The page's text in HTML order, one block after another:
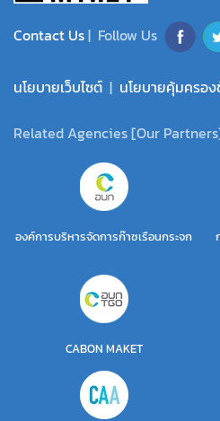
Contact Us| Follow Us
นโยบายเว็บไซต์ | นโยบายคุ้มครอ
Related Agencies [Our
องค์การบริหารจัดการก๊าซเรือนกระจก
CABON MAKET